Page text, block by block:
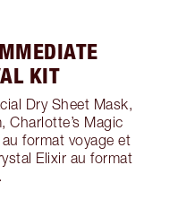
KIT
Dry Sheet Mask,
Charlotte’s Magic
format voyage et
Elixir au format